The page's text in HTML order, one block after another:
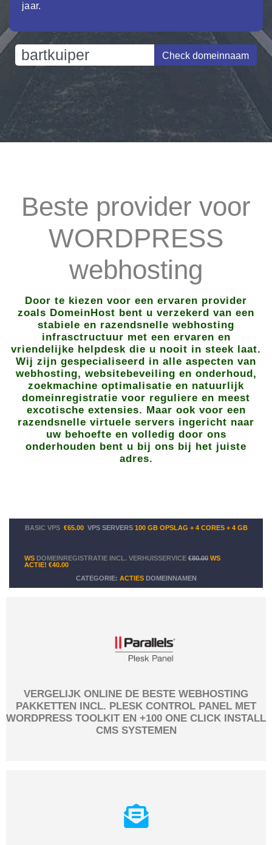
jaar.
Check domeinnaam
Beste provider voor
WORDPRESS
webhosting
Door te kiezen voor een ervaren provider
zoals DomeinHost bent u verzekerd van een
stabiele en razendsnelle webhosting
infrasctructuur met een ervaren en
vriendelijke helpdesk die u nooit in steek laat.
Wij zijn gespecialiseerd in alle aspecten van
webhosting, websitebeveiling en onderhoud,
zoekmachine optimalisatie en natuurlijk
domeinregistratie voor reguliere en meest
excotische extensies. Maar ook voor een
razendsnelle virtuele servers ingericht naar
uw behoefte en volledig door ons
onderhouden bent u bij ons bij het juiste
adres.
BASIC VPS €65.00 VPS SERVERS 100 GB OPSLAG + 4 CORES + 4 GB
WS DOMEINREGISTRATIE INCL. VERHUISSERVICE €80.00 WS
ACTIE! €40.00
CATEGORIE: ACTIESDOMEINNAMEN
VERGELIJK ONLINE DE BESTE WEBHOSTING
PAKKETTEN INCL. PLESK CONTROL PANEL MET
WORDPRESS TOOLKIT EN +100 ONE CLICK INSTALL
CMS SYSTEMEN